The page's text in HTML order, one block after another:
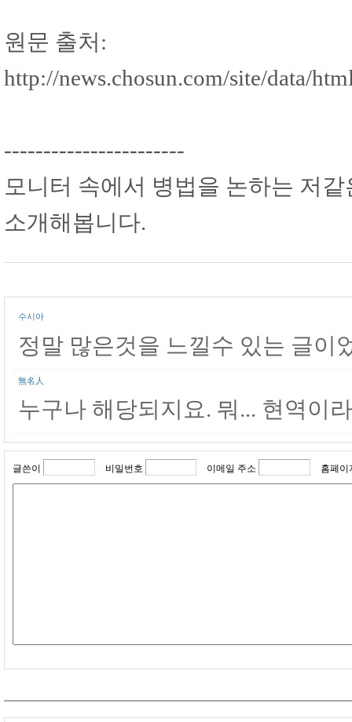
원문 출처:
http://news.chosun.com/site/data/
-----------------------
모니터 속에서 병법을 논하는 저
소개해봅니다.
수시아
정말 많은것을 느낄수 있는 글이
無名人
누구나 해당되지요. 뭐... 현역이
글쓴이 비밀번호 이메일 주소 홈페이